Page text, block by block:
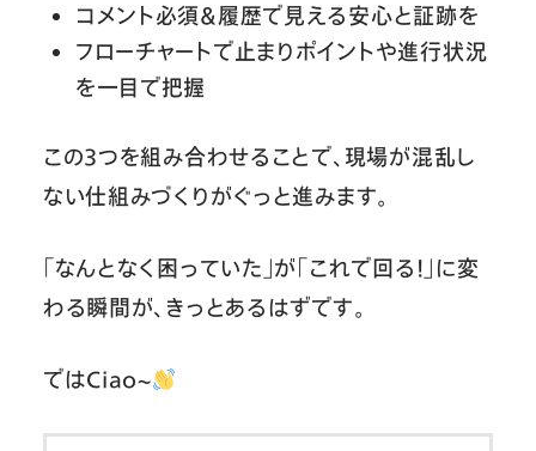
コメント必須＆履歴で見える安心と証跡を
フローチャートで止まりポイントや進行状況
を一目で把握
この3つを組み合わせることで、現場が混乱し
ない仕組みづくりがぐっと進みます。
「なんとなく困っていた」が「これで回る！」に変
わる瞬間が、きっとあるはずです。
ではCiao~